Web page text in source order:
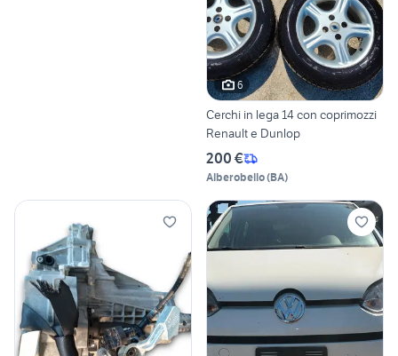
6
Cerchi in lega 14 con coprimozzi
Renault e Dunlop
200 €
Alberobello(BA)